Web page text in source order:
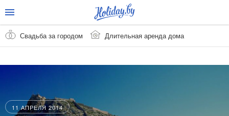
Свадьба за городом Длительная аренда дома
11 АПРЕЛЯ 2014